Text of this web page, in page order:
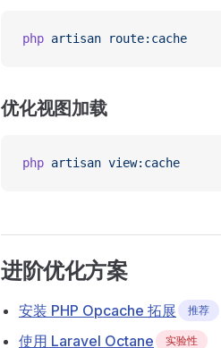
php artisan route:cache
优化视图加载
php artisan view:cache
进阶优化方案
安装 PHP Opcache 拓展 推荐
使用 Laravel Octane 实验性